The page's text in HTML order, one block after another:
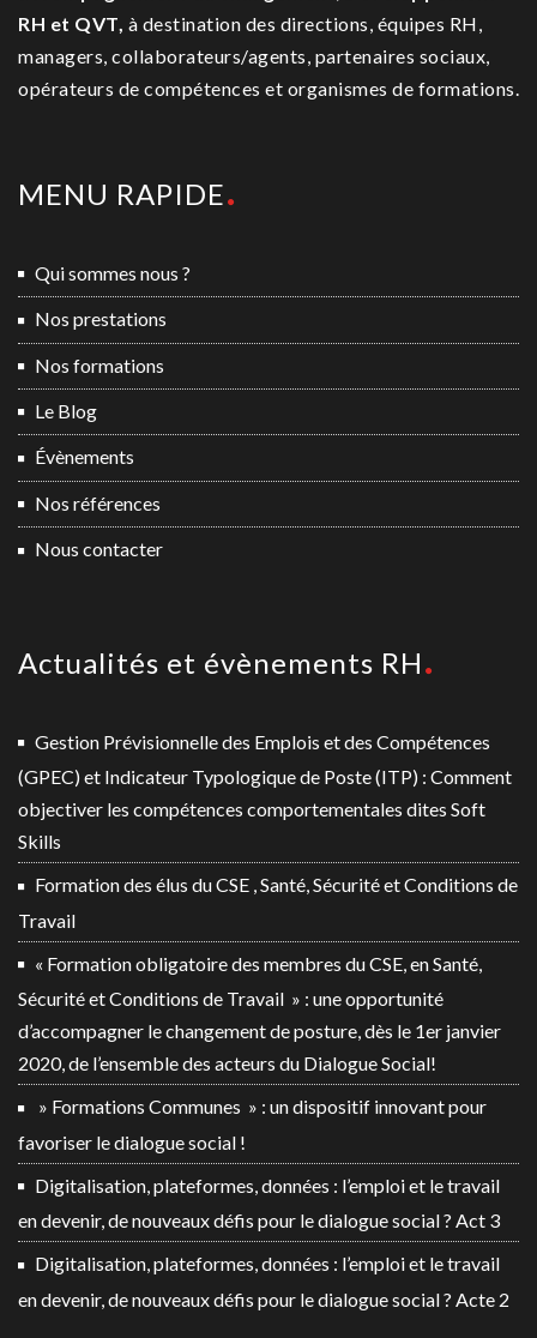
RH et QVT, à destination des directions, équipes RH,
managers, collaborateurs/agents, partenaires sociaux,
opérateurs de compétences et organismes de formations.
MENU RAPIDE
Qui sommes nous ?
Nos prestations
Nos formations
Le Blog
Évènements
Nos références
Nous contacter
Actualités et évènements RH
Gestion Prévisionnelle des Emplois et des Compétences
(GPEC) et Indicateur Typologique de Poste (ITP) : Comment
objectiver les compétences comportementales dites Soft
Skills
Formation des élus du CSE , Santé, Sécurité et Conditions de
Travail
« Formation obligatoire des membres du CSE, en Santé,
Sécurité et Conditions de Travail » : une opportunité
d’accompagner le changement de posture, dès le 1er janvier
2020, de l’ensemble des acteurs du Dialogue Social!
» Formations Communes » : un dispositif innovant pour
favoriser le dialogue social !
Digitalisation, plateformes, données : l’emploi et le travail
en devenir, de nouveaux défis pour le dialogue social ? Act 3
Digitalisation, plateformes, données : l’emploi et le travail
en devenir, de nouveaux défis pour le dialogue social ? Acte 2